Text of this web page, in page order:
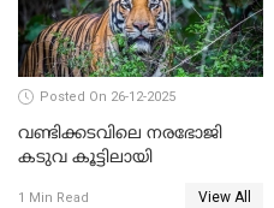
Posted On 26-12-2025
വണ്ടിക്കടവിലെ നരഭോജി
കടുവ കൂട്ടിലായി
1 Min Read View All